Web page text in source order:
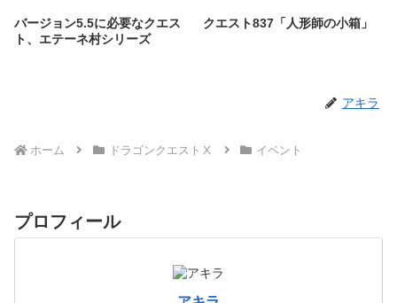
バージョン5.5に必要なクエス
ト、エテーネ村シリーズ
クエスト837「人形師の小箱」
アキラ
ホーム ドラゴンクエストⅩ イベント
プロフィール